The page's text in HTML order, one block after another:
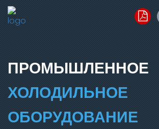
Контакты
Юридический адрес:
050014, г.Алматы,
ул.Ангарская, д.103/2
Прайс-листы
1. Комплектующие
2. Запасные части
3. Агрегаты
Обратная связь
ПРОМЫШЛЕННОЕ
ХОЛОДИЛЬНОЕ
ОБОРУДОВАНИЕ